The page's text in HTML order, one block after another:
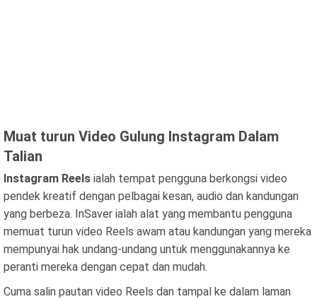
Muat turun Video Gulung Instagram Dalam
Talian
Instagram Reels ialah tempat pengguna berkongsi video
pendek kreatif dengan pelbagai kesan, audio dan kandungan
yang berbeza. InSaver ialah alat yang membantu pengguna
memuat turun video Reels awam atau kandungan yang mereka
mempunyai hak undang-undang untuk menggunakannya ke
peranti mereka dengan cepat dan mudah.
Cuma salin pautan video Reels dan tampal ke dalam laman